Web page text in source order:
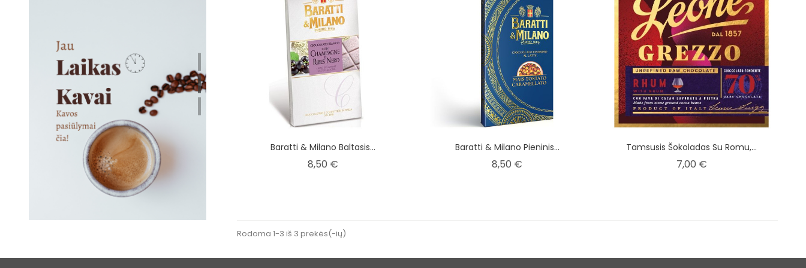
Baratti & Milano Baltasis...
8,50 €Kaina
Baratti & Milano Pieninis...
8,50 €
Tamsusis Šokoladas Su Romu,...
7,00 €Kaina
Rodoma 1-3 iš 3 prekės(-ių)